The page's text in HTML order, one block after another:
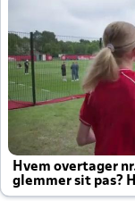
Hvem overtager
glemmer sit pas?
altid til efter